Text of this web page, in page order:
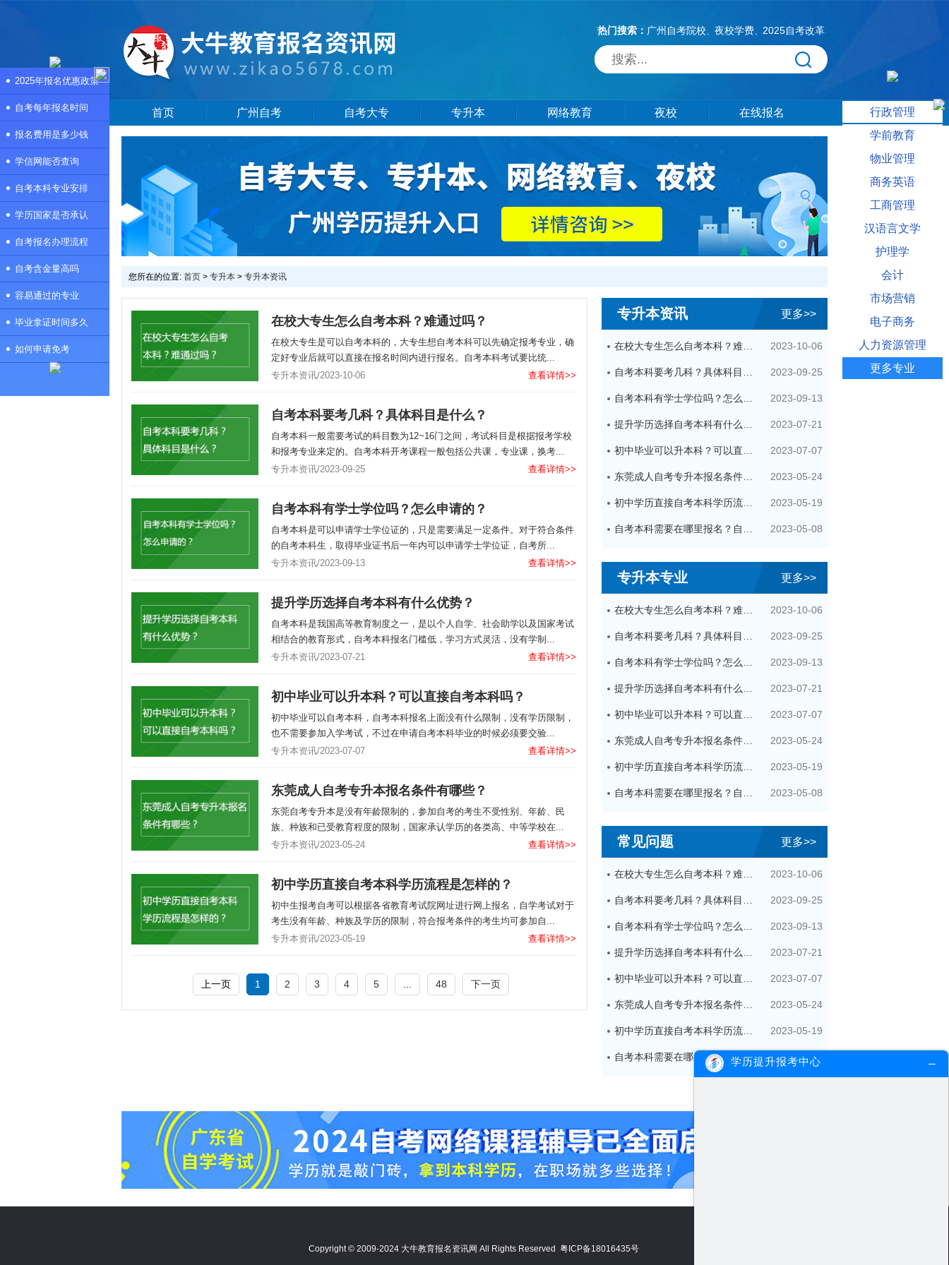
热门搜索： 广州自考院校、 夜校学费、 2025自考改革
首页 广州自考 自考大专 专升本 网络教育 夜校 在线报名
您所在的位置: 首页 > 专升本 > 专升本资讯
专升本资讯 更多>>
在校大专生怎么自考本科？难通过吗？ 2023-10-06
自考本科要考几科？具体科目是什么？ 2023-09-25
自考本科有学士学位吗？怎么申请的？ 2023-09-13
提升学历选择自考本科有什么优势？ 2023-07-21
初中毕业可以升本科？可以直接自考本科吗？ 2023-07-07
东莞成人自考专升本报名条件有哪些？ 2023-05-24
初中学历直接自考本科学历流程是怎样的？ 2023-05-19
自考本科需要在哪里报名？自己可以报名吗？ 2023-05-08
专升本专业 更多>>
在校大专生怎么自考本科？难通过吗？ 2023-10-06
自考本科要考几科？具体科目是什么？ 2023-09-25
自考本科有学士学位吗？怎么申请的？ 2023-09-13
提升学历选择自考本科有什么优势？ 2023-07-21
初中毕业可以升本科？可以直接自考本科吗？ 2023-07-07
东莞成人自考专升本报名条件有哪些？ 2023-05-24
初中学历直接自考本科学历流程是怎样的？ 2023-05-19
自考本科需要在哪里报名？自己可以报名吗？ 2023-05-08
常见问题 更多>>
在校大专生怎么自考本科？难通过吗？ 2023-10-06
自考本科要考几科？具体科目是什么？ 2023-09-25
自考本科有学士学位吗？怎么申请的？ 2023-09-13
提升学历选择自考本科有什么优势？ 2023-07-21
初中毕业可以升本科？可以直接自考本科吗？ 2023-07-07
东莞成人自考专升本报名条件有哪些？ 2023-05-24
初中学历直接自考本科学历流程是怎样的？ 2023-05-19
自考本科需要在哪里报名？自己可以报名吗？ 2023-05-08
在校大专生怎么自考本科？难通过吗？
在校大专生是可以自考本科的，大专生想自考本科可以先确定报考专业，确
定好专业后就可以直接在报名时间内进行报名。自考本科考试要比统...
专升本资讯/2023-10-06
查看详情>>
自考本科要考几科？具体科目是什么？
自考本科一般需要考试的科目数为12~16门之间，考试科目是根据报考学校
和报考专业来定的。自考本科开考课程一般包括公共课，专业课，换考...
专升本资讯/2023-09-25
查看详情>>
自考本科有学士学位吗？怎么申请的？
自考本科是可以申请学士学位证的，只是需要满足一定条件。对于符合条件
的自考本科生，取得毕业证书后一年内可以申请学士学位证，自考所...
专升本资讯/2023-09-13
查看详情>>
提升学历选择自考本科有什么优势？
自考本科是我国高等教育制度之一，是以个人自学、社会助学以及国家考试
相结合的教育形式，自考本科报名门槛低，学习方式灵活，没有学制...
专升本资讯/2023-07-21
查看详情>>
初中毕业可以升本科？可以直接自考本科吗？
初中毕业可以自考本科，自考本科报名上面没有什么限制，没有学历限制，
也不需要参加入学考试，不过在申请自考本科毕业的时候必须要交验...
专升本资讯/2023-07-07
查看详情>>
东莞成人自考专升本报名条件有哪些？
东莞自考专升本是没有年龄限制的，参加自考的考生不受性别、年龄、民
族、种族和已受教育程度的限制，国家承认学历的各类高、中等学校在...
专升本资讯/2023-05-24
查看详情>>
初中学历直接自考本科学历流程是怎样的？
初中生报考自考可以根据各省教育考试院网址进行网上报名，自学考试对于
考生没有年龄、种族及学历的限制，符合报考条件的考生均可参加自...
专升本资讯/2023-05-19
查看详情>>
上一页 1 2 3 4 5 48 下一页
Copyright © 2009-2024 大牛教育报名资讯网 All Rights Reserved 粤ICP备18016435号
2025年报名优惠政策
自考每年报名时间
报名费用是多少钱
学信网能否查询
自考本科专业安排
学历国家是否承认
自考报名办理流程
自考含金量高吗
容易通过的专业
毕业拿证时间多久
如何申请免考
行政管理
学前教育
物业管理
商务英语
工商管理
汉语言文学
护理学
会计
市场营销
电子商务
人力资源管理
更多专业
学历提升报考中心